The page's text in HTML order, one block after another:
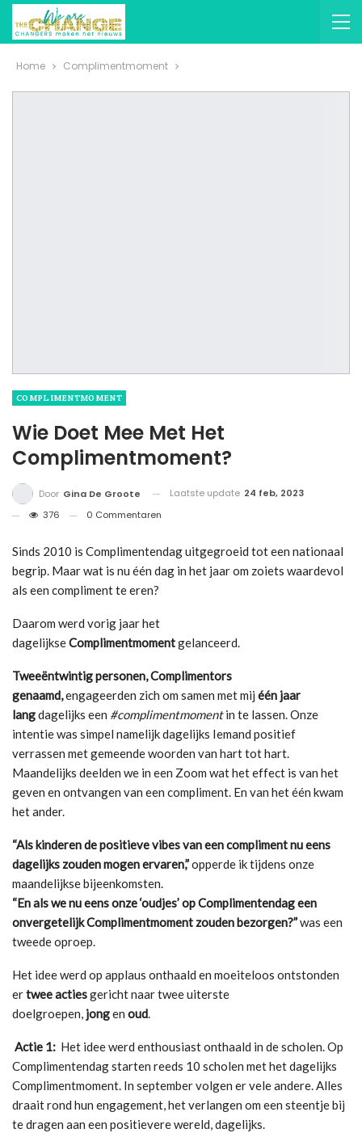
Home Complimentmoment
COMPLIMENTMOMENT
Wie Doet Mee Met Het
Complimentmoment?
Door Gina De Groote Laatste update 24 feb, 2023
376
0 Commentaren
Sinds 2010 is Complimentendag uitgegroeid tot een nationaal
begrip. Maar wat is nu één dag in het jaar om zoiets waardevol
als een compliment te eren?
Daarom werd vorig jaar het
dagelijkseComplimentmomentgelanceerd.
Tweeëntwintig personen, Complimentors
genaamd,engageerden zich om samen met mij één jaar
langdagelijks een #complimentmomentin te lassen. Onze
intentie was simpel namelijk dagelijks Iemand positief
verrassen met gemeende woorden van hart tot hart.
Maandelijks deelden we in een Zoom wat het effect is van het
geven en ontvangen van een compliment. En van het één kwam
het ander.
“Als kinderen de positieve vibes van een compliment nu eens
dagelijks zouden mogen ervaren,”opperde ik tijdens onze
maandelijkse bijeenkomsten.
“En als we nu eens onze ‘oudjes’ op Complimentendag een
onvergetelijk Complimentmoment zouden bezorgen?”was een
tweede oproep.
Het idee werd op applaus onthaald en moeiteloos ontstonden
ertwee actiesgericht naar twee uiterste
doelgroepen, jongen oud.
Actie 1: Het idee werd enthousiast onthaald in de scholen. Op
Complimentendag starten reeds 10 scholen met het dagelijks
Complimentmoment. In september volgen er vele andere. Alles
draait rond hun engagement, het verlangen om een steentje bij
te dragen aan een positievere wereld, dagelijks.